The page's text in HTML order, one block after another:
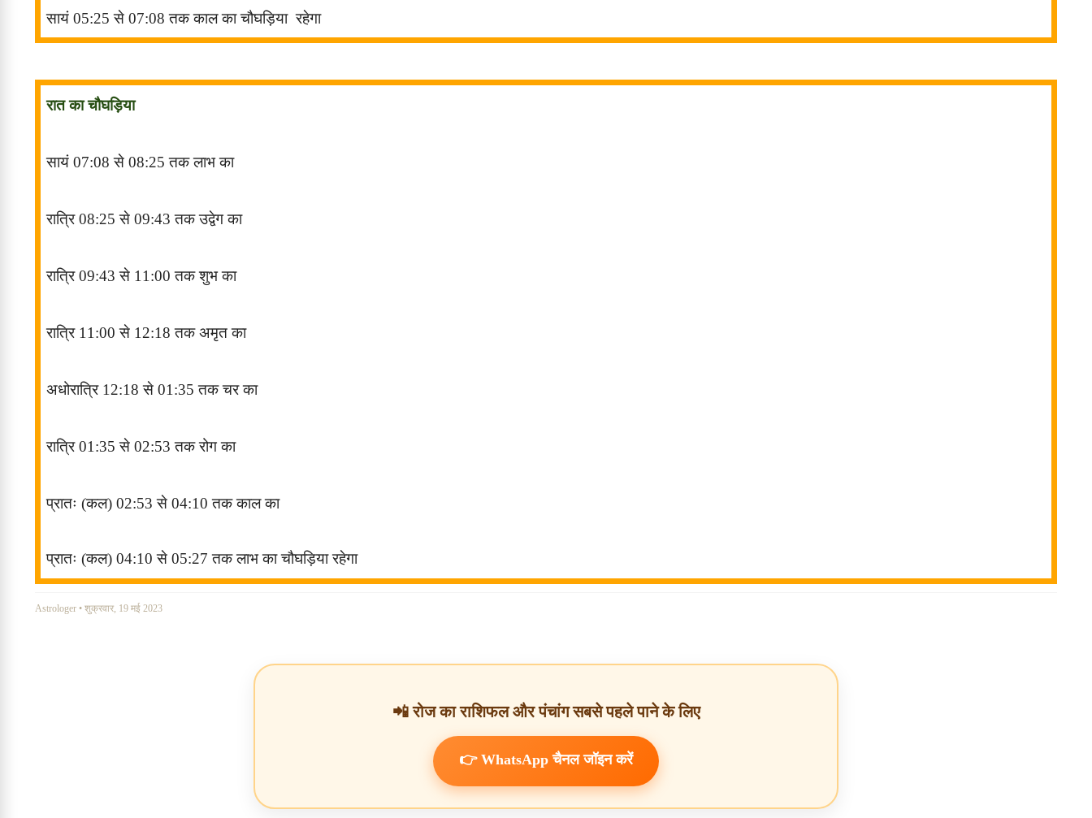
सायं 05:25से 07:08तक काल का चौघड़िया रहेगा
रात का चौघड़िया
सायं 07:08से 08:25तक लाभ का
रात्रि08:25से 09:43तक उद्वेग का
रात्रि09:43से 11:00तक शुभ का
रात्रि 11:00से 12:18तक अमृत का
अधोरात्रि 12:18से 01:35तक चर का
रात्रि01:35से 02:53तक रोग का
प्रातः (कल) 02:53से 04:10तक काल का
प्रातः (कल) 04:10से 05:27तक लाभ का चौघड़िया रहेगा
Astrologer • शुक्रवार, 19 मई 2023
📲 रोज का राशिफल और पंचांग सबसे पहले पाने के लिए
👉 WhatsApp चैनल जॉइन करें